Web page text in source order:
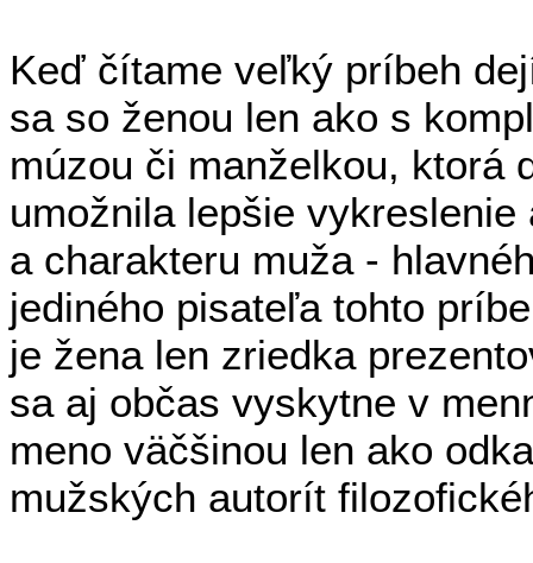
Keď čítame veľký príbeh
sa so ženou len ako s
múzou či manželkou, ktorá
umožnila lepšie
a charakteru muža -
jediného pisateľa tohto
je žena len zriedka
sa aj občas vyskytne v
meno väčšinou len ako
mužských autorít